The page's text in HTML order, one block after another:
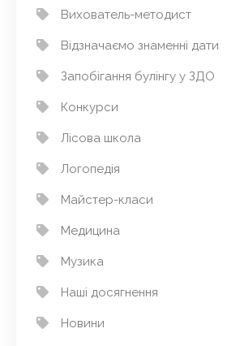
Вихователь-методист
Відзначаємо знаменні дати
Запобігання булінгу у ЗДО
Конкурси
Лісова школа
Логопедія
Майстер-класи
Медицина
Музика
Наші досягнення
Новини